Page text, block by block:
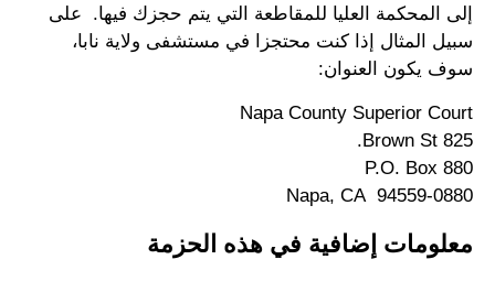
إلى المحكمة العليا للمقاطعة التي يتم حجزك فيها. على
سبيل المثال إذا كنت محتجزا في مستشفى ولاية نابا،
سوف يكون العنوان:
Napa County Superior Court
825 Brown St.
P.O. Box 880
Napa, CA 94559-0880
معلومات إضافية في هذه الحزمة